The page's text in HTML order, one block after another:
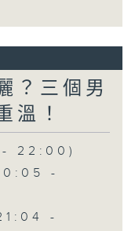
？三個男
溫！
22:00)
-
-